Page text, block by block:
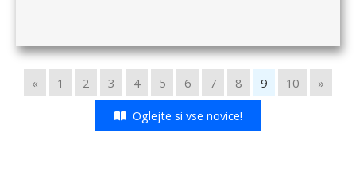
« 1 2 3 4 5 6 7 8 9 10 »
Oglejte si vse novice!